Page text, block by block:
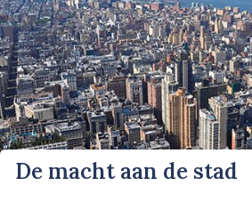
De macht aan de stad